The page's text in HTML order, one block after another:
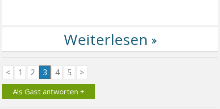
< 1 2 3 4 5 >
Als Gast antworten +